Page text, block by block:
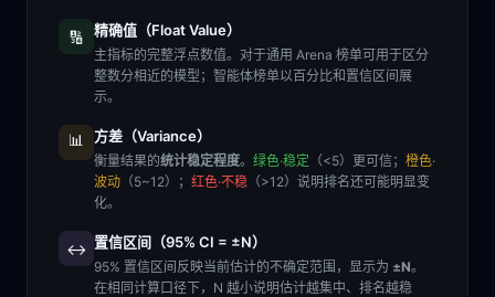
🔢 精确值（Float Value）
主指标的完整浮点数值。对于通用 Arena 榜单可用于区分
整数分相近的模型；智能体榜单以百分比和置信区间展
示。
📊 方差（Variance）
衡量结果的统计稳定程度。 绿色·稳定 （<5）更可信； 橙色·
波动 （5~12）； 红色·不稳 （>12）说明排名还可能明显变
化。
↔️ 置信区间（95% CI = ±N）
95% 置信区间反映当前估计的不确定范围，显示为 ±N。
在相同计算口径下，N 越小说明估计越集中、排名越稳